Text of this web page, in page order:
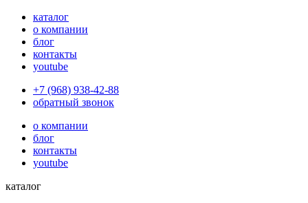
каталог
о компании
блог
контакты
youtube
+7 (968) 938-42-88
обратный звонок
о компании
блог
контакты
youtube
каталог